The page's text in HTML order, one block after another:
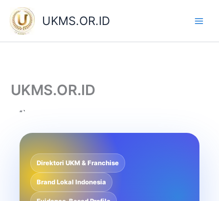
content
UKMS.OR.ID
UKMS.OR.ID
“`
Direktori UKM & Franchise
Brand Lokal Indonesia